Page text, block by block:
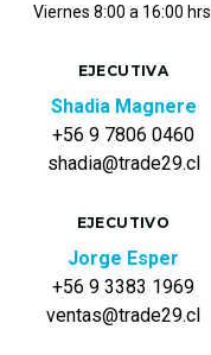
Viernes 8:00 a 16:00 hrs.
EJECUTIVA
Shadia Magnere
+56 9 7806 0460
shadia@trade29.cl
EJECUTIVO
Jorge Esper
+56 9 3383 1969
ventas@trade29.cl